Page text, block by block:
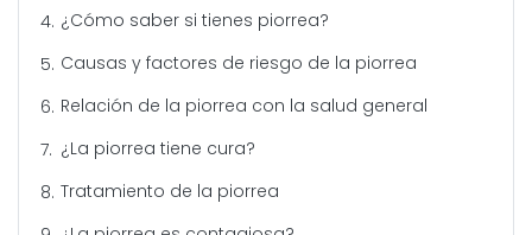
¿Cómo saber si tienes piorrea?
Causas y factores de riesgo de la piorrea
Relación de la piorrea con la salud general
¿La piorrea tiene cura?
Tratamiento de la piorrea